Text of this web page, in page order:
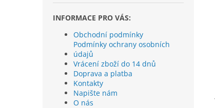
INFORMACE PRO VÁS:
Obchodní podmínky
Podmínky ochrany osobních
údajů
Vrácení zboží do 14 dnů
Doprava a platba
Kontakty
Napište nám
O nás